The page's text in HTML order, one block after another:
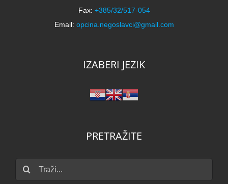
Fax: +385/32/517-054
Email: opcina.negoslavci@gmail.com
IZABERI JEZIK
PRETRAŽITE
Traži...